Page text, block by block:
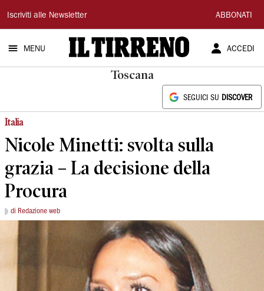
Il
Tirreno
Iscriviti alle Newsletter ABBONATI
MENU ACCEDI
Toscana
SEGUICI SU DISCOVER
Italia
Nicole Minetti: svolta sulla
grazia – La decisione della
Procura
di Redazione web